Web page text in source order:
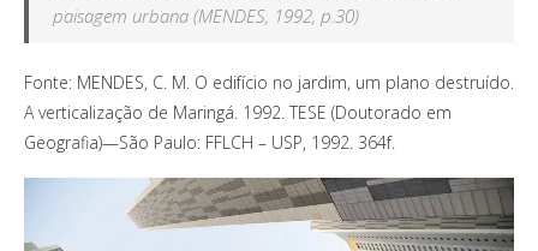
paisagem urbana (MENDES, 1992, p.30)
Fonte: MENDES, C. M. O edifício no jardim, um plano destruído.
A verticalização de Maringá. 1992. TESE (Doutorado em
Geografia)—São Paulo: FFLCH – USP, 1992. 364f.